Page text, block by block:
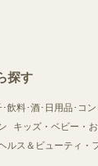
探す
飲料･酒･日用品･コン
キッズ・ベビー・
ルス＆ビューティ・